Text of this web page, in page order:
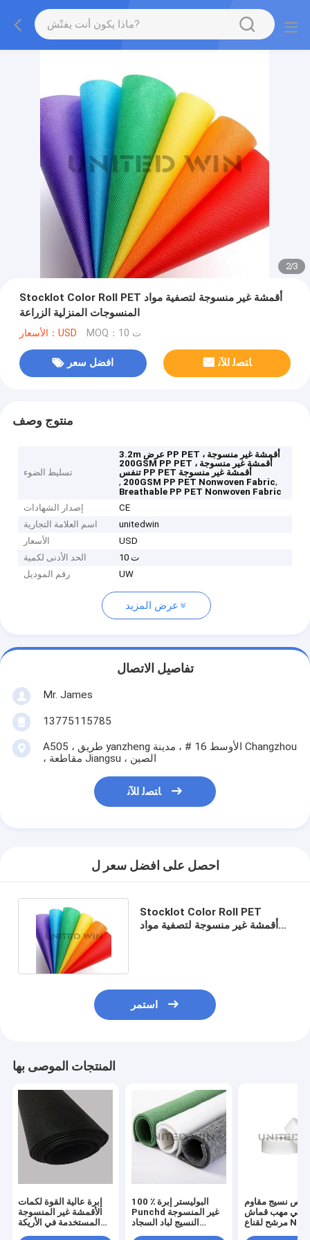
2/3
Stocklot Color Roll PET أقمشة غير منسوجة لتصفية مواد
المنسوجات المنزلية الزراعة
الأسعار：USD MOQ：10 ت
افضل سعر ﺎﺘﺼﻟ ﺍﻶﻧ
منتوج وصف
تسليط الضوء
3.2m عرض PP PET أقمشة غير منسوجة ،
200GSM PP PET أقمشة غير منسوجة ،
تنفس PP PET أقمشة غير منسوجة
,200GSM PP PET Nonwoven Fabric,
Breathable PP PET Nonwoven Fabric
إصدار الشهادات
CE
اسم العلامة التجارية
unitedwin
الأسعار
USD
الحد الأدنى لكمية
10 ت
رقم الموديل
UW
عرض المزيد
تفاصيل الاتصال
Mr. James
13775115785
A505 ، طريق yanzheng الأوسط 16 # ، مدينة Changzhou
، مقاطعة Jiangsu ، الصين
ﺎﺘﺼﻟ ﺍﻶﻧ
احصل على افضل سعر ل
Stocklot Color Roll PET
أقمشة غير منسوجة لتصفية مواد
استمر
المنتجات الموصى بها
إبرة عالية القوة لكمات
الأقمشة غير المنسوجة
المستخدمة في الأريكة
100 ٪ البوليستر إبرة
Punchd غير المنسوجة
النسيج لباد السجاد
نسيج مقاوم
في مهب قماش
مرشح لقناع N95 مضاد